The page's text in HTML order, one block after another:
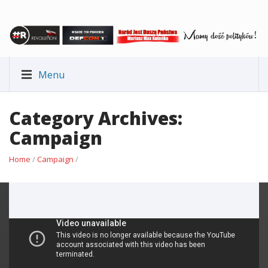
Menu
Category Archives:
Campaign
Home /Campaign /